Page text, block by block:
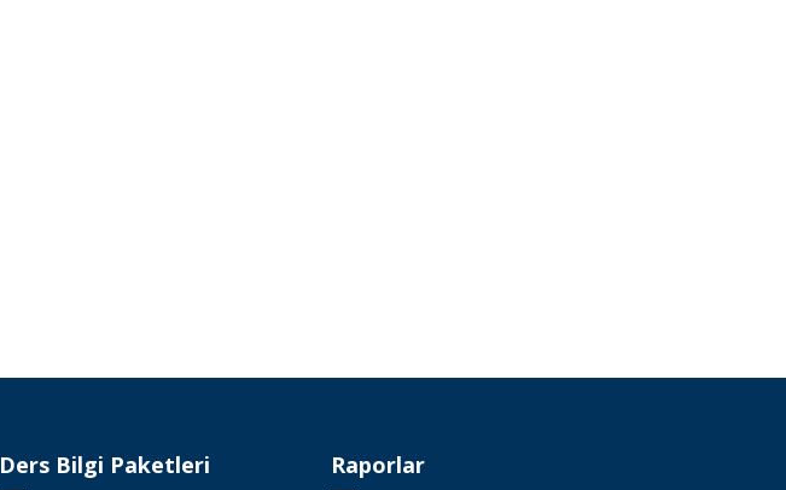
Ders Bilgi Paketleri Raporlar